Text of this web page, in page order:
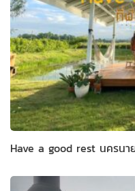
Have a good rest นครนา